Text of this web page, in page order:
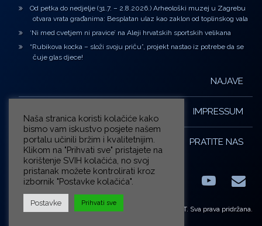
Od petka do nedjelje (31.7. – 2.8.2026.) Arheološki muzej u Zagrebu
otvara vrata građanima: Besplatan ulaz kao zaklon od toplinskog vala
‘Ni med cvetjem ni pravice’ na Aleji hrvatskih sportskih velikana
“Rubikova kocka – složi svoju priču”, projekt nastao iz potrebe da se
čuje glas djece!
NAJAVE
IMPRESSUM
PRATITE NAS
FacebookLinkedIn E-
© ZG-KULT. Sva prava pridržana.
Naša stranica koristi kolačiće kako
bismo vam iskustvo posjete našem
portalu učinili bržim i kvalitetnijim.
Klikom na "Prihvati sve" pristajete na
korištenje SVIH kolačića, no svoj
pristanak možete kontrolirati kroz
izbornik "Postavke kolačića".
Postavke Prihvati sve